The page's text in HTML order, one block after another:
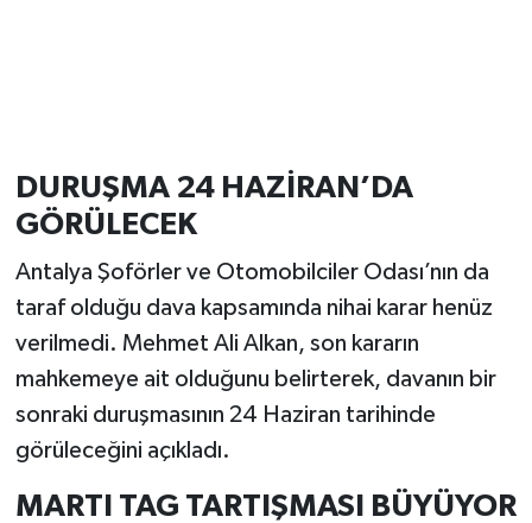
DURUŞMA 24 HAZİRAN’DA
GÖRÜLECEK
Antalya Şoförler ve Otomobilciler Odası’nın da
taraf olduğu dava kapsamında nihai karar henüz
verilmedi. Mehmet Ali Alkan, son kararın
mahkemeye ait olduğunu belirterek, davanın bir
sonraki duruşmasının 24 Haziran tarihinde
görüleceğini açıkladı.
MARTI TAG TARTIŞMASI BÜYÜYOR